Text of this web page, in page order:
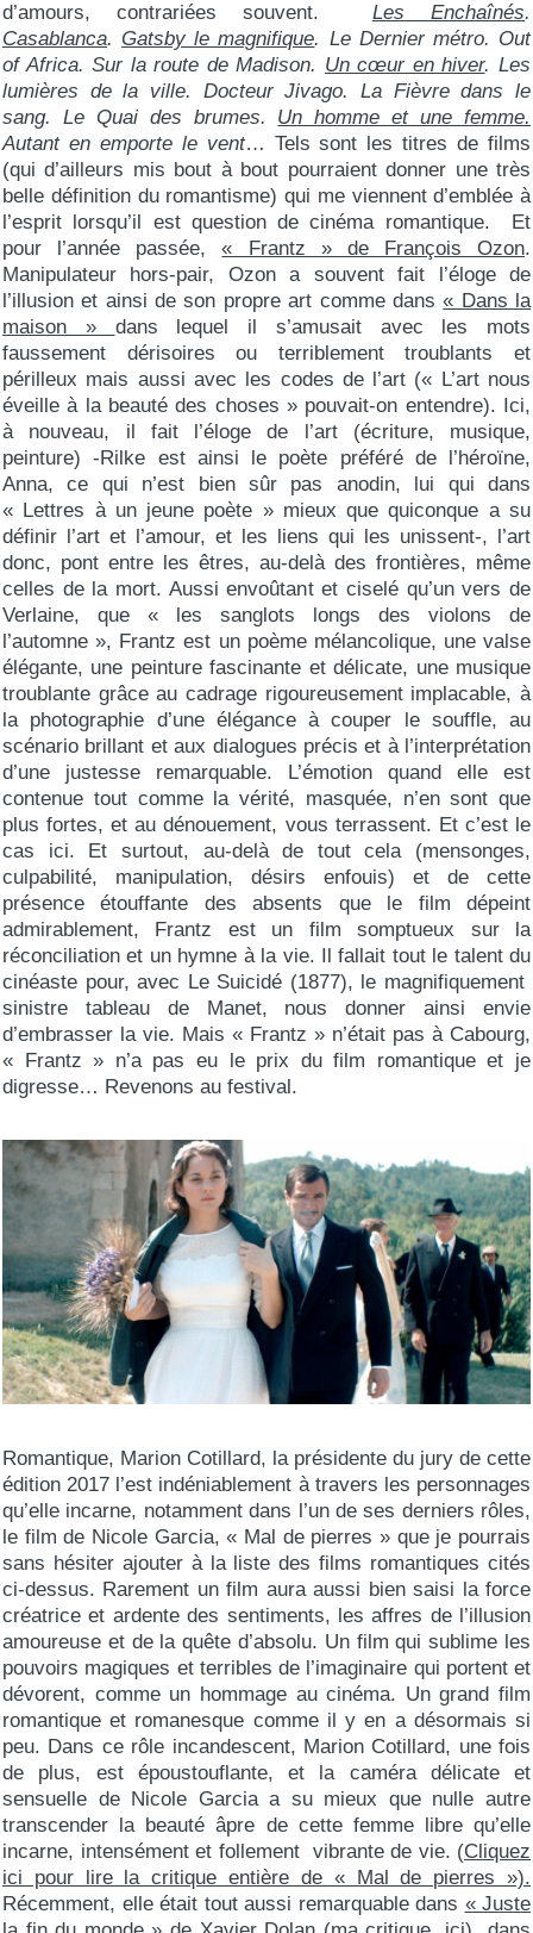
d’amours, contrariées souvent. Les Enchaînés.
Casablanca.Gatsby le magnifique. Le Dernier métro. Out
of Africa. Sur la route de Madison. Un cœur en hiver. Les
lumières de la ville. Docteur Jivago. La Fièvre dans le
sang. Le Quai des brumes. Un homme et une femme.
Autant en emporte le vent… Tels sont les titres de films
(qui d’ailleurs mis bout à bout pourraient donner une très
belle définition du romantisme) qui me viennent d’emblée à
l’esprit lorsqu’il est question de cinéma romantique. Et
pour l’année passée,« Frantz » de François Ozon.
Manipulateur hors-pair, Ozon a souvent fait l’éloge de
l’illusion et ainsi de son propre art comme dans« Dans la
maison » dans lequel il s’amusait avec les mots
faussement dérisoires ou terriblement troublants et
périlleux mais aussi avec les codes de l’art (« L’art nous
éveille à la beauté des choses » pouvait-on entendre). Ici,
à nouveau, il fait l’éloge de l’art (écriture, musique,
peinture) -Rilke est ainsi le poète préféré de l’héroïne,
Anna, ce qui n’est bien sûr pas anodin, lui qui dans
« Lettres à un jeune poète » mieux que quiconque a su
définir l’art et l’amour, et les liens qui les unissent-, l’art
donc, pont entre les êtres, au-delà des frontières, même
celles de la mort. Aussi envoûtant et ciselé qu’un vers de
Verlaine, que « les sanglots longs des violons de
l’automne », Frantz est un poème mélancolique, une valse
élégante, une peinture fascinante et délicate, une musique
troublante grâce au cadrage rigoureusement implacable, à
la photographie d’une élégance à couper le souffle, au
scénario brillant et aux dialogues précis et à l’interprétation
d’une justesse remarquable. L’émotion quand elle est
contenue tout comme la vérité, masquée, n’en sont que
plus fortes, et au dénouement, vous terrassent. Et c’est le
cas ici. Et surtout, au-delà de tout cela (mensonges,
culpabilité, manipulation, désirs enfouis) et de cette
présence étouffante des absents que le film dépeint
admirablement, Frantz est un film somptueux sur la
réconciliation et un hymne à la vie. Il fallait tout le talent du
cinéaste pour, avec Le Suicidé (1877), le magnifiquement
sinistre tableau de Manet, nous donner ainsi envie
d’embrasser la vie. Mais « Frantz » n’était pas à Cabourg,
« Frantz » n’a pas eu le prix du film romantique et je
digresse… Revenons au festival.
Romantique, Marion Cotillard, la présidente du jury de cette
édition 2017 l’est indéniablement à travers les personnages
qu’elle incarne, notamment dans l’un de ses derniers rôles,
le film de Nicole Garcia, « Mal de pierres » que je pourrais
sans hésiter ajouter à la liste des films romantiques cités
ci-dessus. Rarement un film aura aussi bien saisi la force
créatrice et ardente des sentiments, les affres de l’illusion
amoureuse et de la quête d’absolu. Un film qui sublime les
pouvoirs magiques et terribles de l’imaginaire qui portent et
dévorent, comme un hommage au cinéma. Un grand film
romantique et romanesque comme il y en a désormais si
peu. Dans ce rôle incandescent, Marion Cotillard, une fois
de plus, est époustouflante, et la caméra délicate et
sensuelle de Nicole Garcia a su mieux que nulle autre
transcender la beauté âpre de cette femme libre qu’elle
incarne, intensément et follement vibrante de vie. (Cliquez
ici pour lire la critique entière de « Mal de pierres »).
Récemment, elle était tout aussi remarquable dans « Juste